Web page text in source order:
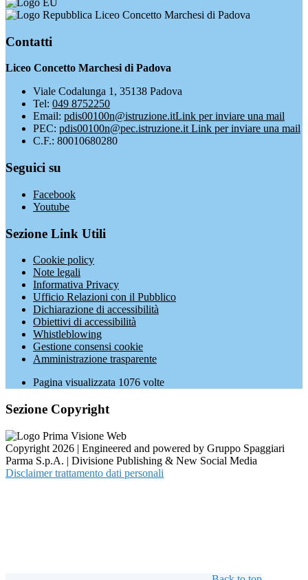
Liceo Concetto Marchesi di Padova
Contatti
Liceo Concetto Marchesi di Padova
Viale Codalunga 1, 35138 Padova
Tel: 049 8752250
Email: pdis00100n@istruzione.itLink per inviare una mail
PEC: pdis00100n@pec.istruzione.it Link per inviare una mail
C.F.: 80010680280
Seguici su
Facebook
Youtube
Sezione Link Utili
Cookie policy
Note legali
Informativa Privacy
Ufficio Relazioni con il Pubblico
Dichiarazione di accessibilità
Obiettivi di accessibilità
Whistleblowing
Gestione consensi cookie
Amministrazione trasparente
Pagina visualizzata 1076 volte
Sezione Copyright
Copyright 2026 | Engineered and powered by Gruppo Spaggiari
Parma S.p.A. | Divisione Publishing & New Social Media
Disclaimer trattamento dati personali